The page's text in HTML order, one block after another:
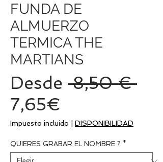
FUNDA DE
ALMUERZO
TERMICA THE
MARTIANS
Desde 8,50 €
7,65€
de
oferta
Impuesto incluido DISPONIBILIDAD
QUIERES GRABAR EL NOMBRE ? *